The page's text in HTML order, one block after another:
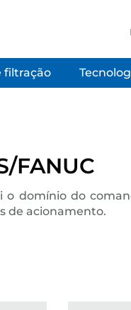
filtração
FANUC
o domínio do
de acionamento.